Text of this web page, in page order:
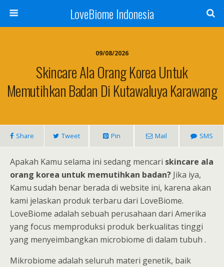
LoveBiome Indonesia
09/08/2026
Skincare Ala Orang Korea Untuk
Memutihkan Badan Di Kutawaluya Karawang
Share Tweet Pin Mail SMS
Apakah Kamu selama ini sedang mencari skincare ala
orang korea untuk memutihkan badan? Jika iya,
Kamu sudah benar berada di website ini, karena akan
kami jelaskan produk terbaru dari LoveBiome.
LoveBiome adalah sebuah perusahaan dari Amerika
yang focus memproduksi produk berkualitas tinggi
yang menyeimbangkan microbiome di dalam tubuh .
Mikrobiome adalah seluruh materi genetik, baik